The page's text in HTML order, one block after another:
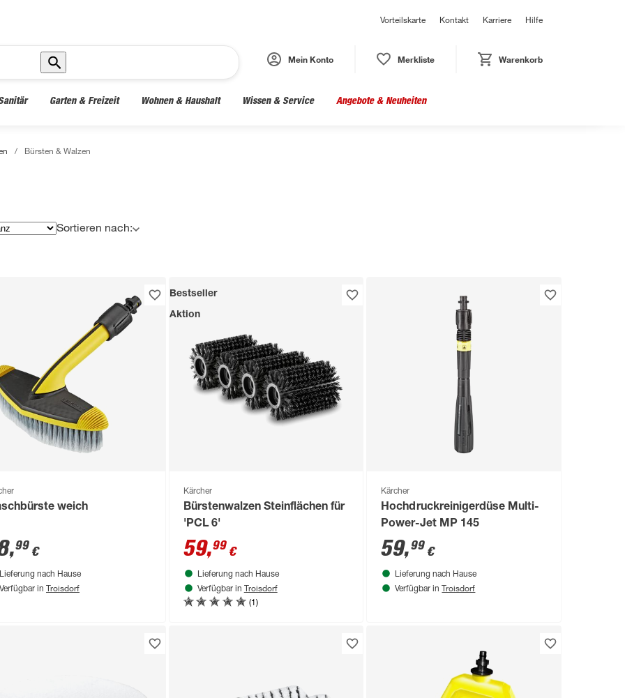
Vorteilskarte Kontakt Karriere Hilfe
Mein Konto Merkliste Warenkorb
Garten & Freizeit Wohnen & Haushalt Wissen & Service Angebote & Neuheiten
/ Bürsten & Walzen
Sortieren nach:
weich
,99 €
Lieferung nach Hause
Verfügbar in Troisdorf
Bestseller
Aktion
Kärcher
Bürstenwalzen Steinflächen für
'PCL 6'
59,99€
Lieferung nach Hause
Verfügbar in Troisdorf
(1)
Kärcher
Hochdruckreinigerdüse Multi-
Power-Jet MP 145
59,99 €
Lieferung nach Hause
Verfügbar in Troisdorf